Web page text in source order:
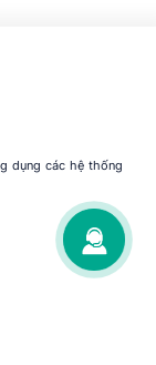
dụng các hệ thống